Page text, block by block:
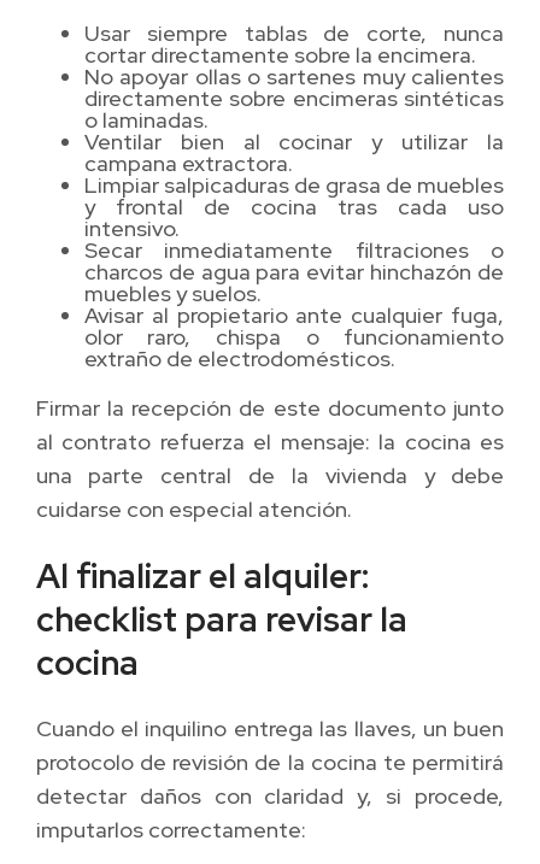
Usar siempre tablas de corte, nunca
cortar directamente sobre la encimera.
No apoyar ollas o sartenes muy calientes
directamente sobre encimeras sintéticas
o laminadas.
Ventilar bien al cocinar y utilizar la
campana extractora.
Limpiar salpicaduras de grasa de muebles
y frontal de cocina tras cada uso
intensivo.
Secar inmediatamente filtraciones o
charcos de agua para evitar hinchazón de
muebles y suelos.
Avisar al propietario ante cualquier fuga,
olor raro, chispa o funcionamiento
extraño de electrodomésticos.
Firmar la recepción de este documento junto
al contrato refuerza el mensaje: la cocina es
una parte central de la vivienda y debe
cuidarse con especial atención.
Al finalizar el alquiler:
checklist para revisar la
cocina
Cuando el inquilino entrega las llaves, un buen
protocolo de revisión de la cocina te permitirá
detectar daños con claridad y, si procede,
imputarlos correctamente: